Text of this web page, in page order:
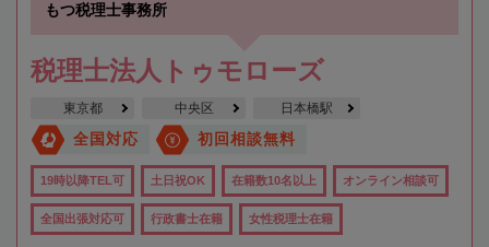
もつ税理士事務所
税理士法人トゥモローズ
東京都 中央区 日本橋駅
全国対応 初回相談無料
19時以降TEL可 土日祝OK 在籍数10名以上 オンライン相談可
全国出張対応可 行政書士在籍 女性税理士在籍